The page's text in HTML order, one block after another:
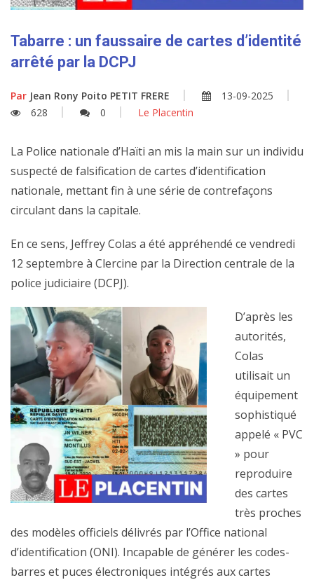
Tabarre : un faussaire de cartes d’identité
arrêté par la DCPJ
Par Jean Rony Poito PETIT FRERE
13-09-2025
628
0 Le Placentin
La Police nationale d’Haïti an mis la main sur un individu
suspecté de falsification de cartes d’identification
nationale, mettant fin à une série de contrefaçons
circulant dans la capitale.
En ce sens, Jeffrey Colas a été appréhendé ce vendredi
12 septembre à Clercine par la Direction centrale de la
police judiciaire (DCPJ).
D’après les
autorités,
Colas
utilisait un
équipement
sophistiqué
appelé « PVC
» pour
reproduire
des cartes
très proches
des modèles officiels délivrés par l’Office national
d’identification (ONI). Incapable de générer les codes-
barres et puces électroniques intégrés aux cartes